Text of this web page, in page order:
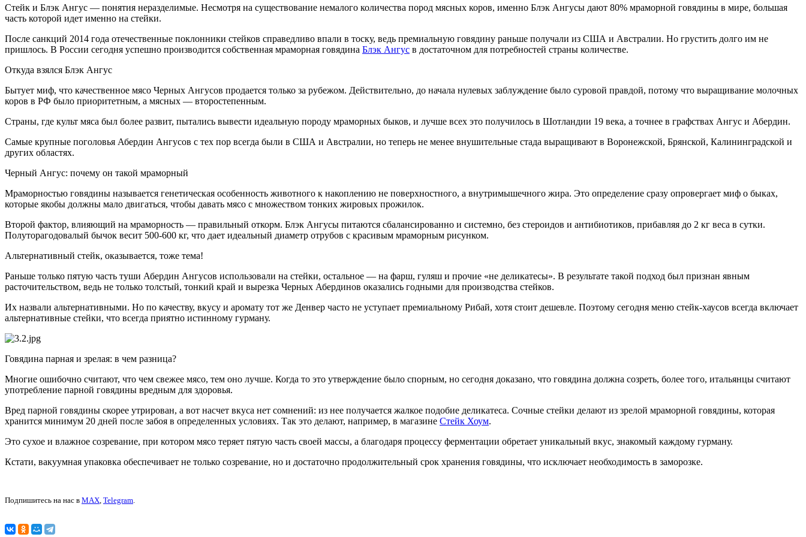
Стейк и Блэк Ангус — понятия неразделимые. Несмотря на существование немалого количества пород мясных коров, именно Блэк Ангусы дают 80% мраморной говядины в мире, большая
часть которой идет именно на стейки.
После санкций 2014 года отечественные поклонники стейков справедливо впали в тоску, ведь премиальную говядину раньше получали из США и Австралии. Но грустить долго им не
пришлось. В России сегодня успешно производится собственная мраморная говядина Блэк Ангус в достаточном для потребностей страны количестве.
Откуда взялся Блэк Ангус
Бытует миф, что качественное мясо Черных Ангусов продается только за рубежом. Действительно, до начала нулевых заблуждение было суровой правдой, потому что выращивание молочных
коров в РФ было приоритетным, а мясных — второстепенным.
Страны, где культ мяса был более развит, пытались вывести идеальную породу мраморных быков, и лучше всех это получилось в Шотландии 19 века, а точнее в графствах Ангус и Абердин.
Самые крупные поголовья Абердин Ангусов с тех пор всегда были в США и Австралии, но теперь не менее внушительные стада выращивают в Воронежской, Брянской, Калининградской и
других областях.
Черный Ангус: почему он такой мраморный
Мраморностью говядины называется генетическая особенность животного к накоплению не поверхностного, а внутримышечного жира. Это определение сразу опровергает миф о быках,
которые якобы должны мало двигаться, чтобы давать мясо с множеством тонких жировых прожилок.
Второй фактор, влияющий на мраморность — правильный откорм. Блэк Ангусы питаются сбалансированно и системно, без стероидов и антибиотиков, прибавляя до 2 кг веса в сутки.
Полуторагодовалый бычок весит 500-600 кг, что дает идеальный диаметр отрубов с красивым мраморным рисунком.
Альтернативный стейк, оказывается, тоже тема!
Раньше только пятую часть туши Абердин Ангусов использовали на стейки, остальное — на фарш, гуляш и прочие «не деликатесы». В результате такой подход был признан явным
расточительством, ведь не только толстый, тонкий край и вырезка Черных Абердинов оказались годными для производства стейков.
Их назвали альтернативными. Но по качеству, вкусу и аромату тот же Денвер часто не уступает премиальному Рибай, хотя стоит дешевле. Поэтому сегодня меню стейк-хаусов всегда включает
альтернативные стейки, что всегда приятно истинному гурману.
Говядина парная и зрелая: в чем разница?
Многие ошибочно считают, что чем свежее мясо, тем оно лучше. Когда то это утверждение было спорным, но сегодня доказано, что говядина должна созреть, более того, итальянцы считают
употребление парной говядины вредным для здоровья.
Вред парной говядины скорее утрирован, а вот насчет вкуса нет сомнений: из нее получается жалкое подобие деликатеса. Сочные стейки делают из зрелой мраморной говядины, которая
хранится минимум 20 дней после забоя в определенных условиях. Так это делают, например, в магазине Стейк Хоум.
Это сухое и влажное созревание, при котором мясо теряет пятую часть своей массы, а благодаря процессу ферментации обретает уникальный вкус, знакомый каждому гурману.
Кстати, вакуумная упаковка обеспечивает не только созревание, но и достаточно продолжительный срок хранения говядины, что исключает необходимость в заморозке.
Подпишитесь на нас в MAX, Telegram.